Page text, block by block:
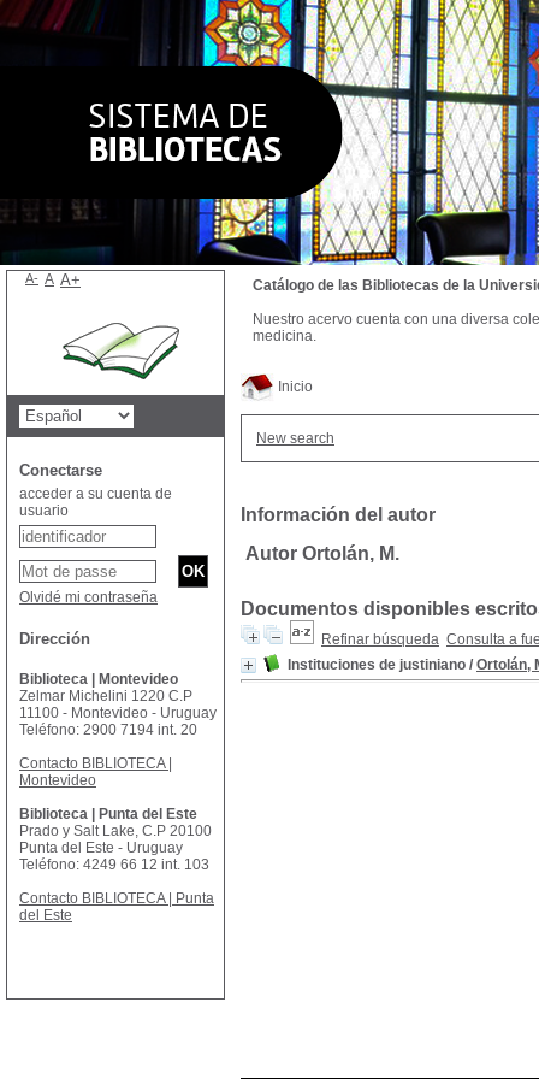
Inicio
New search
Información del autor
Autor Ortolán, M.
Documentos disponibles
Refinar búsqueda Consulta a
Instituciones de justiniano / Ortolán,
Catálogo de las Bibliotecas de la
Nuestro acervo cuenta con una diversa
medicina.
A- A A+
Conectarse
acceder a su cuenta de
usuario
Olvidé mi contraseña
Dirección
Biblioteca | Montevideo
Zelmar Michelini 1220 C.P
11100 - Montevideo - Uruguay
Teléfono: 2900 7194 int. 20
Contacto BIBLIOTECA |
Montevideo
Biblioteca | Punta del Este
Prado y Salt Lake, C.P 20100
Punta del Este - Uruguay
Teléfono: 4249 66 12 int. 103
Contacto BIBLIOTECA | Punta
del Este